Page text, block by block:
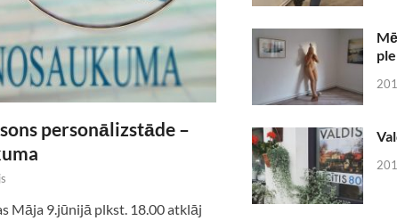
personālizstāde –
Māja 9.jūnijā plkst. 18.00 atklāj